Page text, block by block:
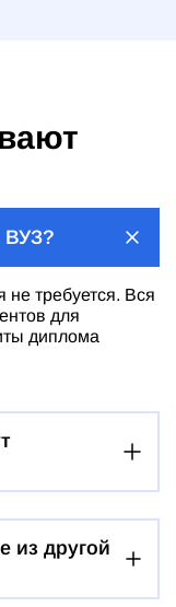
ВУЗ?
не требуется. Вся
для
диплома
из другой